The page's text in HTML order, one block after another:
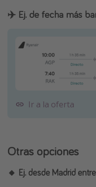
✈️ Ej. de fecha más
Ir a la oferta
Otras opciones
🔸 Ej. desde Madrid